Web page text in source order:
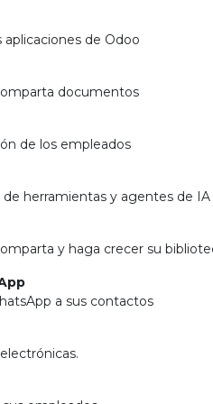
aplicaciones de Odoo
documentos
de los empleados
herramientas y agentes de
y haga crecer su
a sus contactos